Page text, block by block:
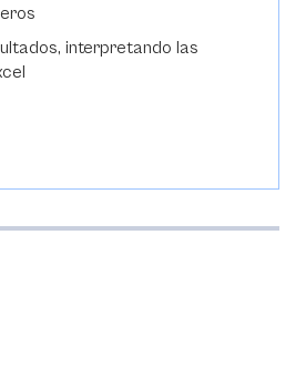
interpretando las